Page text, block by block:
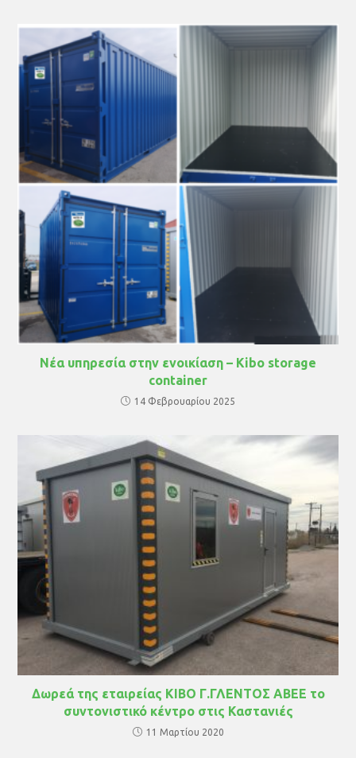
Νέα υπηρεσία στην ενοικίαση – Kibo storage
container
14 Φεβρουαρίου 2025
Δωρεά της εταιρείας KIBO Γ.ΓΛΕΝΤΟΣ ΑΒΕΕ το
συντονιστικό κέντρο στις Καστανιές
11 Μαρτίου 2020